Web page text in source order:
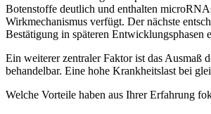
Botenstoffe deutlich und enthalten
Wirkmechanismus verfügt. Der nächste
Bestätigung in späteren Entwicklungsphasen
Ein weiterer zentraler Faktor ist das Ausmaß
behandelbar. Eine hohe Krankheitslast bei
Welche Vorteile haben aus Ihrer Erfahrung